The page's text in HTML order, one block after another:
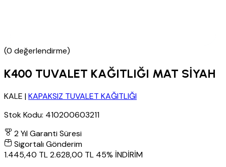
(0 değerlendirme)
K400 TUVALET KAĞITLIĞI MAT SİYAH
KALE |KAPAKSIZ TUVALET KAĞITLIĞI
Stok Kodu: 410200603211
2 Yıl Garanti Süresi
Sigortalı Gönderim
1.445,40 TL2.628,00 TL 45% İNDİRİM